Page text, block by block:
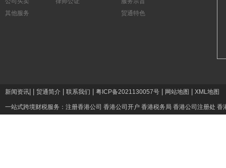
其他服务
贸通特色
新闻资讯 贸通简介 联系我们 粤ICP备2021130057号 网站地图 XML地图
一站式跨境财税服务： 注册香港公司 香港公司开户 香港税务局 香港公司注册处 香